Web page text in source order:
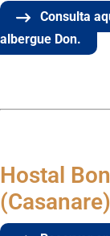
Consulta
albergue Don.
Hostal
(Casanare)